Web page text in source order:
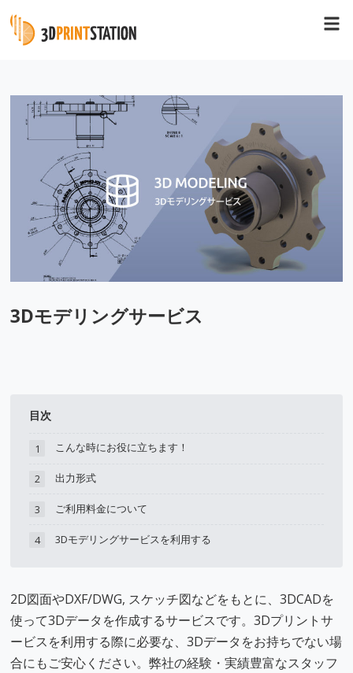
3Dモデリングサービス
目次
1 こんな時にお役に立ちます！
2 出力形式
3 ご利用料金について
4 3Dモデリングサービスを利用する
2D図面やDXF/DWG, スケッチ図などをもとに、3DCADを
使って3Dデータを作成するサービスです。3Dプリントサ
ービスを利用する際に必要な、3Dデータをお持ちでない場
合にもご安心ください。弊社の経験・実績豊富なスタッフ